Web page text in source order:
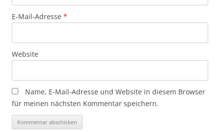
E-Mail-Adresse *
Website
Name, E-Mail-Adresse und Website in diesem Browser
für meinen nächsten Kommentar speichern.